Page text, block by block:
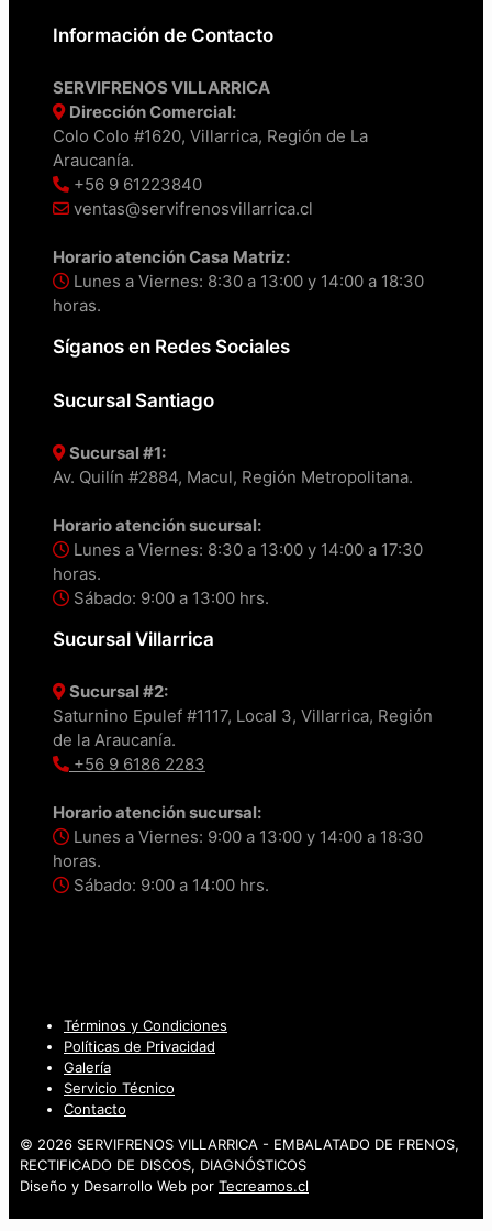
Información de Contacto
SERVIFRENOS VILLARRICA
Dirección Comercial:
Colo Colo #1620, Villarrica, Región de La
Araucanía.
+56 9 61223840
ventas@servifrenosvillarrica.cl
Horario atención Casa Matriz:
Lunes a Viernes: 8:30 a 13:00 y 14:00 a 18:30
horas.
Síganos en Redes Sociales
Sucursal Santiago
Sucursal #1:
Av. Quilín #2884, Macul, Región Metropolitana.
Horario atención sucursal:
Lunes a Viernes: 8:30 a 13:00 y 14:00 a 17:30
horas.
Sábado: 9:00 a 13:00 hrs.
Sucursal Villarrica
Sucursal #2:
Saturnino Epulef #1117, Local 3, Villarrica, Región
de la Araucanía.
+56 9 6186 2283
Horario atención sucursal:
Lunes a Viernes: 9:00 a 13:00 y 14:00 a 18:30
horas.
Sábado: 9:00 a 14:00 hrs.
Términos y Condiciones
Políticas de Privacidad
Galería
Servicio Técnico
Contacto
© 2026 SERVIFRENOS VILLARRICA - EMBALATADO DE FRENOS,
RECTIFICADO DE DISCOS, DIAGNÓSTICOS
Diseño y Desarrollo Web por Tecreamos.cl